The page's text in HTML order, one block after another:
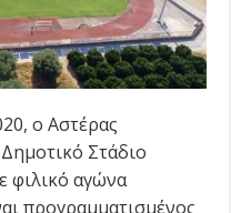
ο Αστέρας
Στάδιο
φιλικό αγώνα
προγραμματισμένος